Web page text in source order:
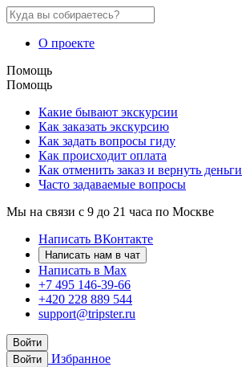
О проекте
Помощь
Помощь
Какие бывают экскурсии
Как заказать экскурсию
Как задать вопросы гиду
Как происходит оплата
Как отменить заказ и вернуть деньги
Часто задаваемые вопросы
Мы на связи с 9 до 21 часа по Москве
Написать ВКонтакте
Написать нам в чат
Написать в Max
+7 495 146-39-66
+420 228 889 544
support@tripster.ru
Войти
Войти
Избранное